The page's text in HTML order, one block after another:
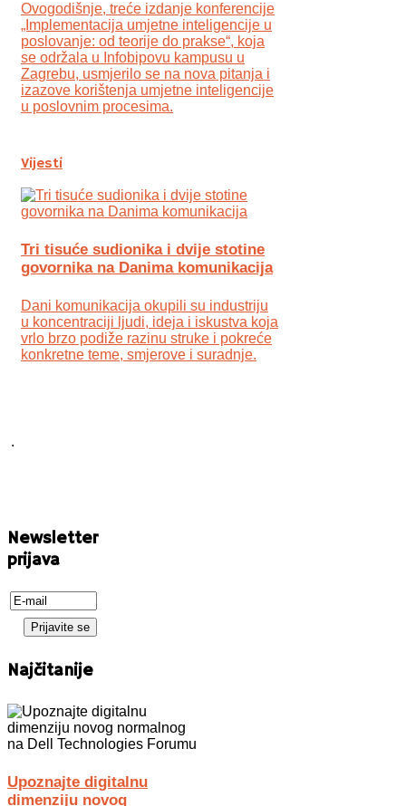
Ovogodišnje, treće izdanje konferencije
„Implementacija umjetne inteligencije u
poslovanje: od teorije do prakse“, koja
se održala u Infobipovu kampusu u
Zagrebu, usmjerilo se na nova pitanja i
izazove korištenja umjetne inteligencije
u poslovnim procesima.
Vijesti
Tri tisuće sudionika i dvije stotine
govornika na Danima komunikacija
Dani komunikacija okupili su industriju
u koncentraciji ljudi, ideja i iskustva koja
vrlo brzo podiže razinu struke i pokreće
konkretne teme, smjerove i suradnje.
.
Newsletter
prijava
Najčitanije
Upoznajte digitalnu
dimenziju novog